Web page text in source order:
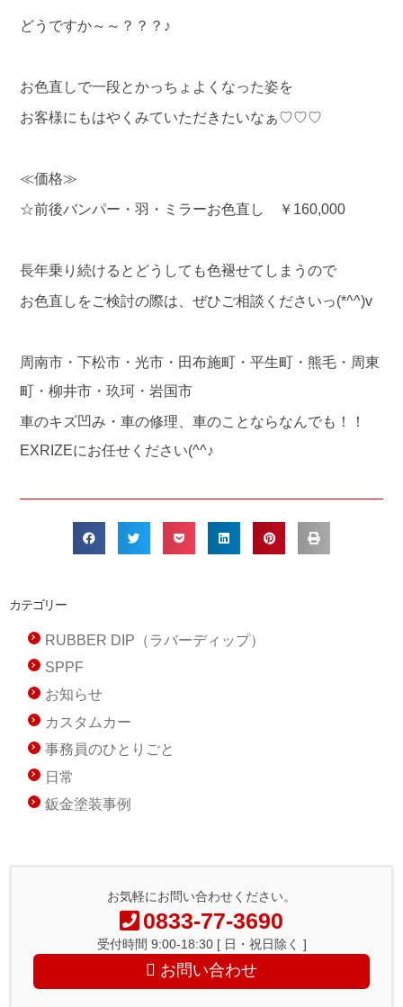
どうですか～～？？？♪
お色直しで一段とかっちょよくなった姿を
お客様にもはやくみていただきたいなぁ♡♡♡
≪価格≫
☆前後バンパー・羽・ミラーお色直し ￥160,000
長年乗り続けるとどうしても色褪せてしまうので
お色直しをご検討の際は、ぜひご相談くださいっ(*^^)v
周南市・下松市・光市・田布施町・平生町・熊毛・周東
町・柳井市・玖珂・岩国市
車のキズ凹み・車の修理、車のことならなんでも！！
EXRIZEにお任せください(^^♪
カテゴリー
RUBBER DIP（ラバーディップ）
SPPF
お知らせ
カスタムカー
事務員のひとりごと
日常
鈑金塗装事例
お気軽にお問い合わせください。
0833-77-3690
受付時間 9:00-18:30 [ 日・祝日除く ]
お問い合わせ